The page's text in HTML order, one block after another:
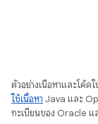
ตัวอย่างเนื้อหาและโค้
ใช้เนื้อหา Java และ
ทะเบียนของ Oracle แ